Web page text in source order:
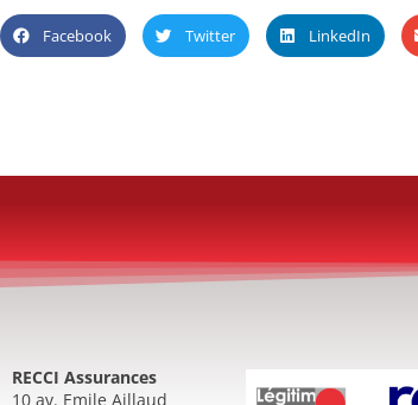
Facebook Twitter LinkedIn
RECCI Assurances
10 av. Emile Aillaud